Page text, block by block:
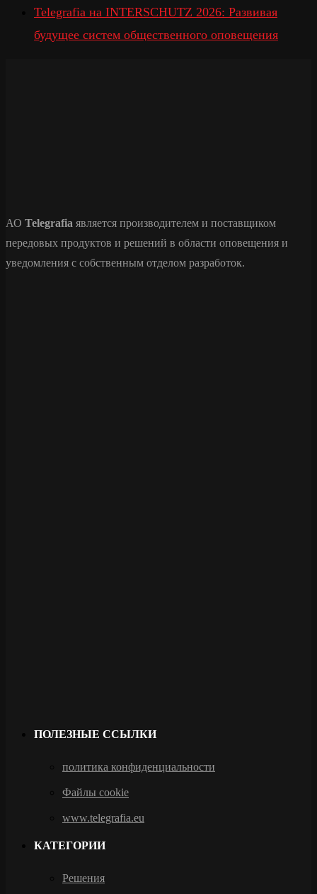
Telegrafia на INTERSCHUTZ 2026: Развивая
будущее систем общественного оповещения
АО Telegrafia является производителем и поставщиком
передовых продуктов и решений в области оповещения и
уведомления с собственным отделом разработок.
ПОЛЕЗНЫЕ ССЫЛКИ
политика конфиденциальности
Файлы cookie
www.telegrafia.eu
КАТЕГОРИИ
Решения